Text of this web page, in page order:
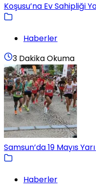
Koşusu’na Ev Sahipliği
Haberler
3 Dakika Okuma
Samsun’da 19 Mayıs
Haberler